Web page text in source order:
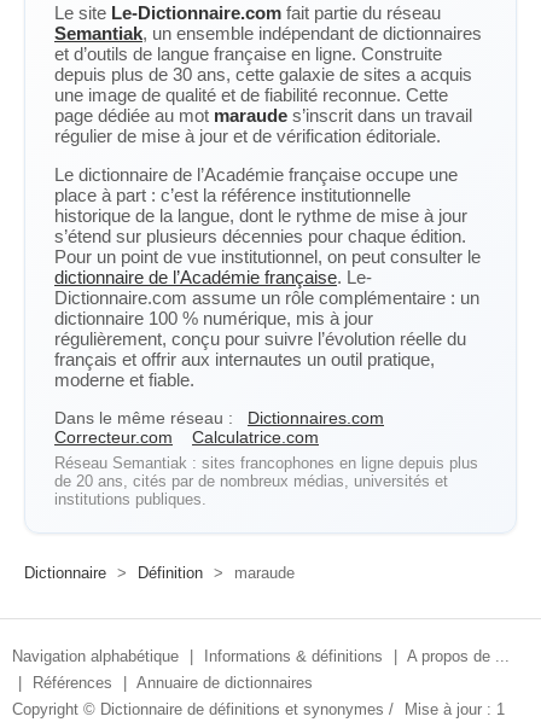
Le site Le-Dictionnaire.com fait partie du réseau
Semantiak, un ensemble indépendant de dictionnaires
et d’outils de langue française en ligne. Construite
depuis plus de 30 ans, cette galaxie de sites a acquis
une image de qualité et de fiabilité reconnue. Cette
page dédiée au mot maraude s’inscrit dans un travail
régulier de mise à jour et de vérification éditoriale.
Le dictionnaire de l’Académie française occupe une
place à part : c’est la référence institutionnelle
historique de la langue, dont le rythme de mise à jour
s’étend sur plusieurs décennies pour chaque édition.
Pour un point de vue institutionnel, on peut consulter le
dictionnaire de l’Académie française. Le-
Dictionnaire.com assume un rôle complémentaire : un
dictionnaire 100 % numérique, mis à jour
régulièrement, conçu pour suivre l’évolution réelle du
français et offrir aux internautes un outil pratique,
moderne et fiable.
Dans le même réseau :
Dictionnaires.com
Correcteur.com
Calculatrice.com
Réseau Semantiak : sites francophones en ligne depuis plus
de 20 ans, cités par de nombreux médias, universités et
institutions publiques.
Dictionnaire > Définition > maraude
Navigation alphabétique Informations & définitions
A propos de ...
Références
Annuaire de dictionnaires
Copyright © Dictionnaire de définitions et synonymes /
Mise à jour : 1